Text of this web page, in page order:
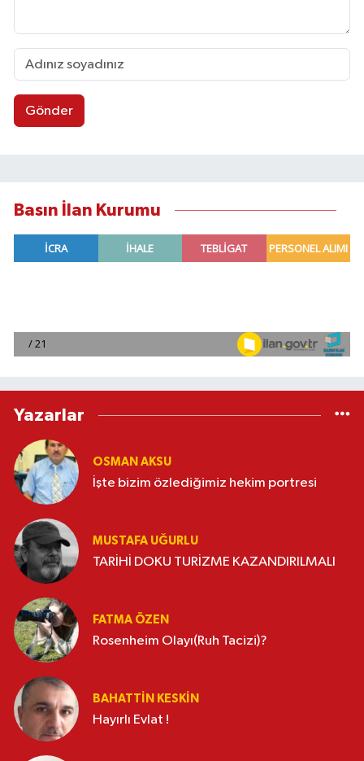
Gönder
Basın İlan Kurumu
Yazarlar
OSMAN AKSU
İşte bizim özlediğimiz hekim portresi
MUSTAFA UĞURLU
TARİHİ DOKU TURİZME KAZANDIRILMALI
FATMA ÖZEN
Rosenheim Olayı(Ruh Tacizi)?
BAHATTIN KESKİN
Hayırlı Evlat !